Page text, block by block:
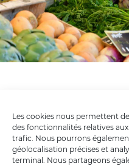
Les cookies nous permettent
des fonctionnalités relatives
trafic. Nous pourrons
géolocalisation précises et
terminal. Nous partageons